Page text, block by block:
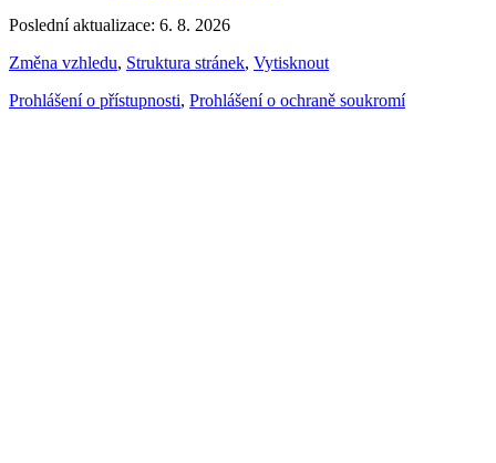
Poslední aktualizace: 6. 8. 2026
Změna vzhledu, Struktura stránek, Vytisknout
Prohlášení o přístupnosti, Prohlášení o ochraně soukromí